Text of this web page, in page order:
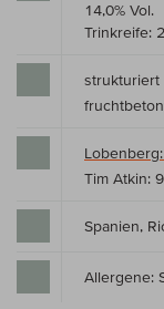
14,0% Vol.
Trinkreife:
strukturiert
Tim Atkin:
Spanien,
Allergene: